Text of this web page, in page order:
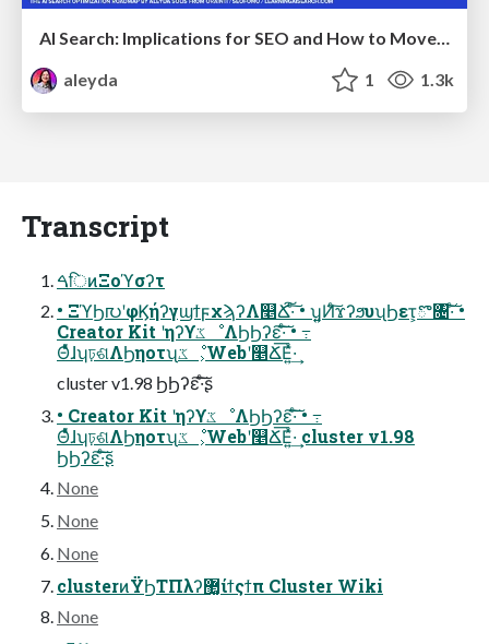
aleyda
1 1.3k
Transcript
ࠓिͷΞοϓσʔτ
• ΞϓϦ൛ʹφϏήʔγϣϯϝχϡʔΛ௥Ճ͠·ͨ͠ • ʮ͍͍Ͷͨ͠ϫʔϧυʯϦετ͕ొ৔͠·ͨ͠ •
Creator Kit ʹηʔϒػೳΛϦϦʔε͠·ͨ͠ • ߹
Θͤͯɺʮঢ়ଶΛϦηοτʯػೳ͕Webʹ௥Ճ͞Ε͍ͯ·͢
cluster v1.98 ϦϦʔε͠·ͨ͠ʂ
• Creator Kit ʹηʔϒػೳΛϦϦʔε͠·ͨ͠ • ߹
Θͤͯɺʮঢ়ଶΛϦηοτʯػೳ͕Webʹ௥Ճ͞Ε͍ͯ·͢ cluster v1.98
ϦϦʔε͠·ͨ͠ʂ
None
None
None
clusterͷΫϦΤΠλʔ޲͚ίϯςϯπ Cluster Wiki
None